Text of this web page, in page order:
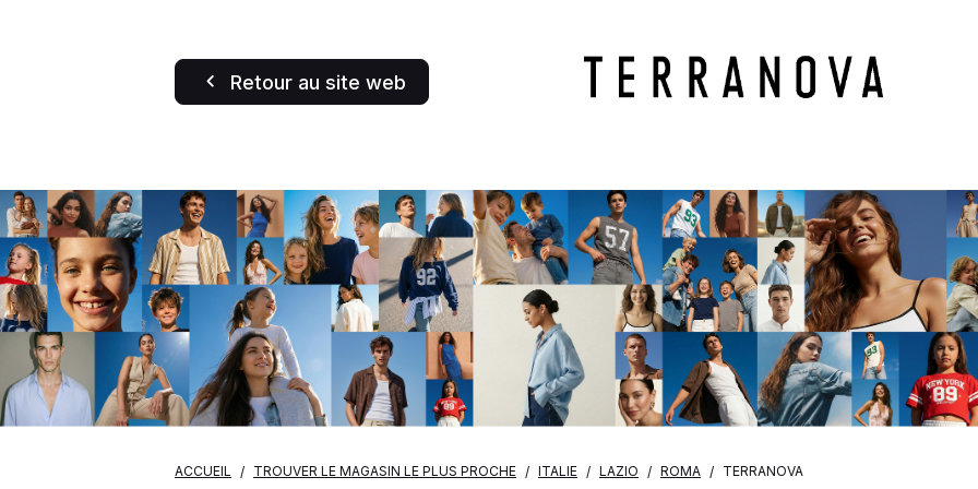
Retour au site web
ACCUEIL TROUVER LE MAGASIN LE PLUS PROCHE ITALIE LAZIO ROMA TERRANOVA